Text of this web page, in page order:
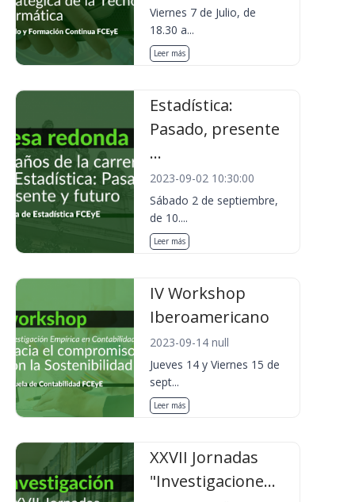
Viernes 7 de Julio, de
18.30 a...
Leer más
Estadística:
Pasado, presente
...
2023-09-02 10:30:00
Sábado 2 de septiembre,
de 10....
Leer más
IV Workshop
Iberoamericano
2023-09-14 null
Jueves 14 y Viernes 15 de
sept...
Leer más
XXVII Jornadas
"Investigacione...